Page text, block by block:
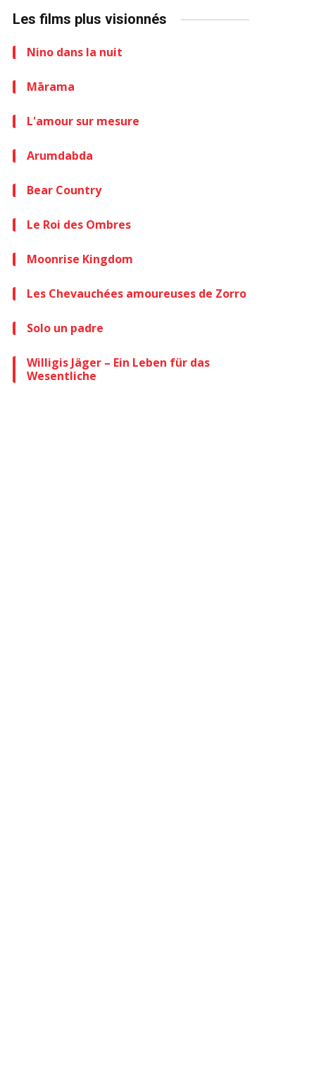
Les films plus visionnés
Nino dans la nuit
Mārama
L'amour sur mesure
Arumdabda
Bear Country
Le Roi des Ombres
Moonrise Kingdom
Les Chevauchées amoureuses de Zorro
Solo un padre
Willigis Jäger – Ein Leben für das
Wesentliche